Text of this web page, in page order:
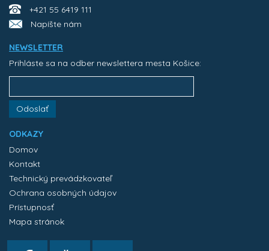
+421 55 6419 111
Napíšte nám
NEWSLETTER
Prihláste sa na odber newslettera mesta Košice:
Odoslať
ODKAZY
Domov
Kontakt
Technický prevádzkovateľ
Ochrana osobných údajov
Prístupnosť
Mapa stránok